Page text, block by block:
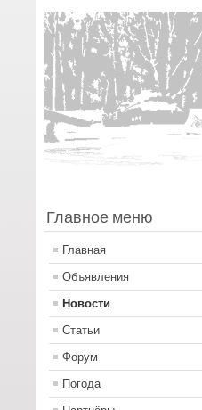
Главное меню
Главная
Объявления
Новости
Статьи
Форум
Погода